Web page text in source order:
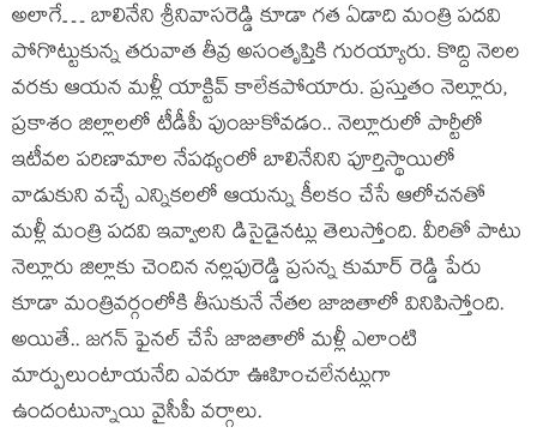
అలాగే… బాలినేని శ్రీనివాసరెడ్డి కూడా గత ఏడాది మంత్రి పదవి
పోగొట్టుకున్న తరువాత తీవ్ర అసంతృప్తికి గురయ్యారు. కొద్ది నెలల
వరకు ఆయన మళ్లీ యాక్టివ్ కాలేకపోయారు. ప్రస్తుతం నెల్లూరు,
ప్రకాశం జిల్లాలలో టీడీపీ పుంజుకోవడం.. నెల్లూరులో పార్టీలో
ఇటీవల పరిణామాల నేపథ్యంలో బాలినేనిని పూర్తిస్థాయిలో
వాడుకుని వచ్చే ఎన్నికలలో ఆయన్ను కీలకం చేసే ఆలోచనతో
మళ్లీ మంత్రి పదవి ఇవ్వాలని డిసైడైనట్లు తెలుస్తోంది. వీరితో పాటు
నెల్లూరు జిల్లాకు చెందిన నల్లపురెడ్డి ప్రసన్న కుమార్ రెడ్డి పేరు
కూడా మంత్రివర్గంలోకి తీసుకునే నేతల జాబితాలో వినిపిస్తోంది.
అయితే.. జగన్ ఫైనల్ చేసే జాబితాలో మళ్లీ ఎలాంటి
మార్పులుంటాయనేది ఎవరూ ఊహించలేనట్లుగా
ఉందంటున్నాయి వైసీపీ వర్గాలు.